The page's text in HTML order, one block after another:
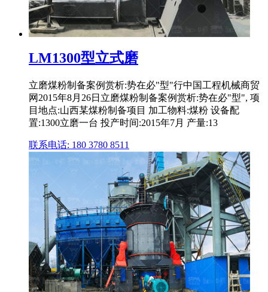
LM1300型立式磨
立磨煤粉制备案例赏析:势在必"型"行中国工程机械商贸
网2015年8月26日立磨煤粉制备案例赏析:势在必"型", 项
目地点:山西某煤粉制备项目 加工物料:煤粉 设备配
置:1300立磨一台 投产时间:2015年7月 产量:13
联系电话: 180 3780 8511